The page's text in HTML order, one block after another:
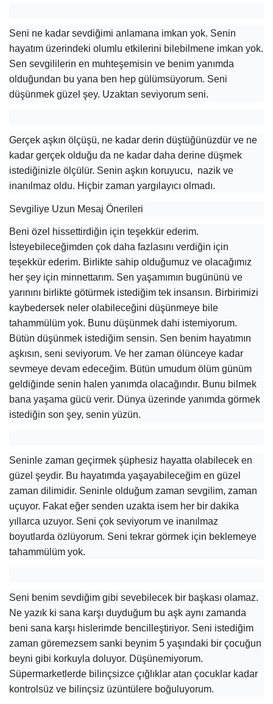
Seni ne kadar sevdiğimi anlamana imkan yok. Senin
hayatım üzerindeki olumlu etkilerini bilebilmene imkan yok.
Sen sevgililerin en muhteşemisin ve benim yanımda
olduğundan bu yana ben hep gülümsüyorum. Seni
düşünmek güzel şey. Uzaktan seviyorum seni.
Gerçek aşkın ölçüşü, ne kadar derin düştüğünüzdür ve ne
kadar gerçek olduğu da ne kadar daha derine düşmek
istediğinizle ölçülür. Senin aşkın koruyucu, nazik ve
inanılmaz oldu. Hiçbir zaman yargılayıcı olmadı.
Sevgiliye Uzun Mesaj Önerileri
Beni özel hissettirdiğin için teşekkür ederim.
İsteyebileceğimden çok daha fazlasını verdiğin için
teşekkür ederim. Birlikte sahip olduğumuz ve olacağımız
her şey için minnettarım. Sen yaşamımın bugününü ve
yarınını birlikte götürmek istediğim tek insansın. Birbirimizi
kaybedersek neler olabileceğini düşünmeye bile
tahammülüm yok. Bunu düşünmek dahi istemiyorum.
Bütün düşünmek istediğim sensin. Sen benim hayatımın
aşkısın, seni seviyorum. Ve her zaman ölünceye kadar
sevmeye devam edeceğim. Bütün umudum ölüm günüm
geldiğinde senin halen yanımda olacağındır. Bunu bilmek
bana yaşama gücü verir. Dünya üzerinde yanımda görmek
istediğin son şey, senin yüzün.
Seninle zaman geçirmek şüphesiz hayatta olabilecek en
güzel şeydir. Bu hayatımda yaşayabileceğim en güzel
zaman dilimidir. Seninle olduğum zaman sevgilim, zaman
uçuyor. Fakat eğer senden uzakta isem her bir dakika
yıllarca uzuyor. Seni çok seviyorum ve inanılmaz
boyutlarda özlüyorum. Seni tekrar görmek için beklemeye
tahammülüm yok.
Seni benim sevdiğim gibi sevebilecek bir başkası olamaz.
Ne yazık ki sana karşı duyduğum bu aşk aynı zamanda
beni sana karşı hislerimde bencilleştiriyor. Seni istediğim
zaman göremezsem sanki beynim 5 yaşındaki bir çocuğun
beyni gibi korkuyla doluyor. Düşünemiyorum.
Süpermarketlerde bilinçsizce çığlıklar atan çocuklar kadar
kontrolsüz ve bilinçsiz üzüntülere boğuluyorum.